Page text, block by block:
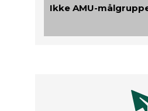
Ikke AMU-